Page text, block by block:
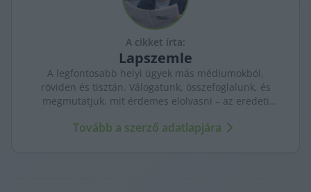
A cikket írta:
Lapszemle
A legfontosabb helyi ügyek más médiumokból,
röviden és tisztán. Válogatunk, összefoglalunk, és
megmutatjuk, mit érdemes elolvasni – az eredeti
Tovább a szerző adatlapjára